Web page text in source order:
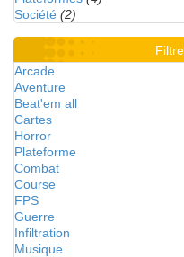
Société (2)
Arcade
Aventure
Beat'em all
Cartes
Horror
Plateforme
Combat
Course
FPS
Guerre
Infiltration
Musique